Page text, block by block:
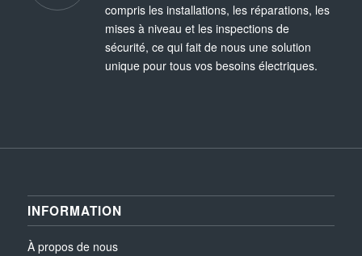
compris les installations, les réparations, les
mises à niveau et les inspections de
sécurité, ce qui fait de nous une solution
unique pour tous vos besoins électriques.
INFORMATION
À propos de nous